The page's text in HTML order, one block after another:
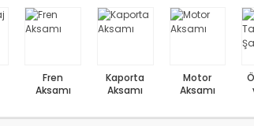
Fren
Aksamı
Kaporta
Aksamı
Motor
Aksamı